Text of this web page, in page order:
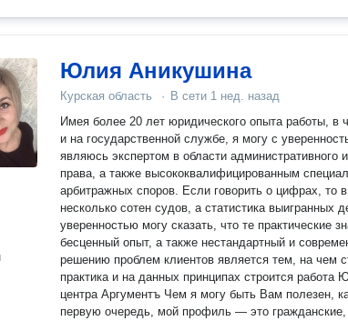
Юлия Аникушина
Курская область · В сети 1 нед. назад
Имея более 20 лет юридического опыта работы, в
и на государственной службе, я могу с
являюсь экспертом в области административного
права, а также высококвалифицированным
арбитражных споров. Если говорить о цифрах, то
несколько сотен судов, а статистика выигранных
уверенностью могу сказать, что те практические
бесценный опыт, а также нестандартный и
решению проблем клиентов является тем, на чем
практика и на данных принципах строится работа
центра Аргументъ Чем я могу быть Вам полезен, как юрист? В
первую очередь, мой профиль — это